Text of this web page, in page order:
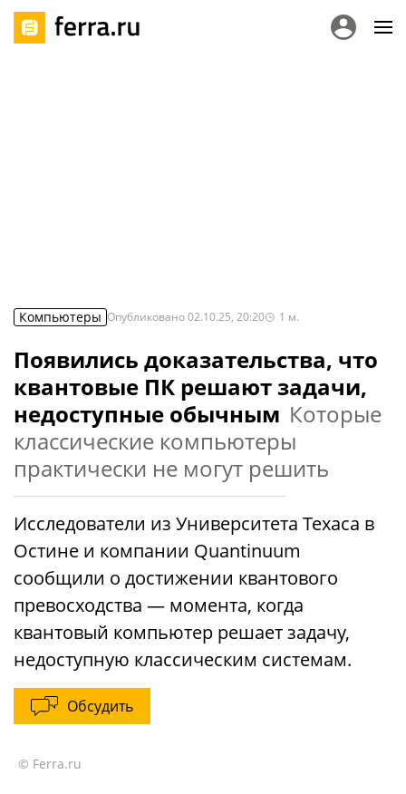
Компьютеры Опубликовано02.10.25, 20:20 1 м.
Появились доказательства, что
квантовые ПК решают задачи,
недоступные обычным Которые
классические компьютеры
практически не могут решить
Исследователи из Университета Техаса в
Остине и компании Quantinuum
сообщили о достижении квантового
превосходства — момента, когда
квантовый компьютер решает задачу,
недоступную классическим системам.
Обсудить
© Ferra.ru